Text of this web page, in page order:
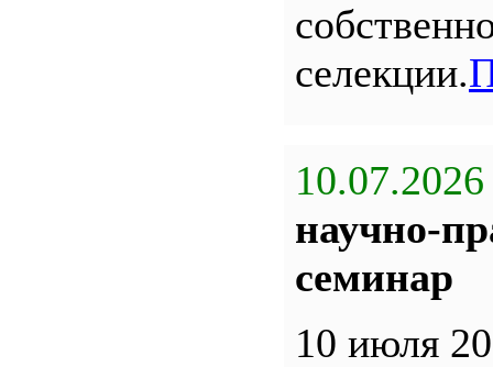
селекции.
10.07.2026
научно-
семинар
10 июля